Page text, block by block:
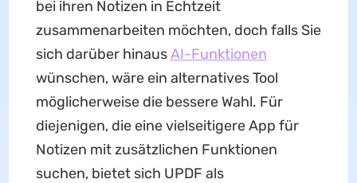
bei ihren Notizen in Echtzeit
zusammenarbeiten möchten, doch falls Sie
sich darüber hinausAI-Funktionen
wünschen, wäre ein alternatives Tool
möglicherweise die bessere Wahl. Für
diejenigen, die eine vielseitigere App für
Notizen mit zusätzlichen Funktionen
suchen, bietet sich UPDF als